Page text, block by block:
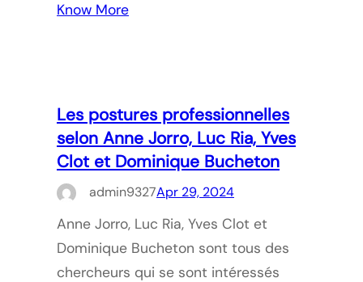
Know More
Les postures professionnelles
selon Anne Jorro, Luc Ria, Yves
Clot et Dominique Bucheton
admin9327Apr 29, 2024
Anne Jorro, Luc Ria, Yves Clot et
Dominique Bucheton sont tous des
chercheurs qui se sont intéressés